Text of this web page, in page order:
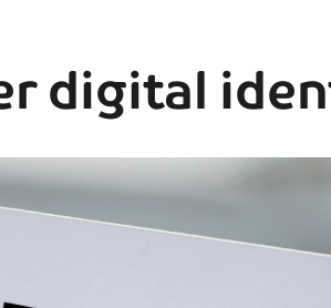
digital